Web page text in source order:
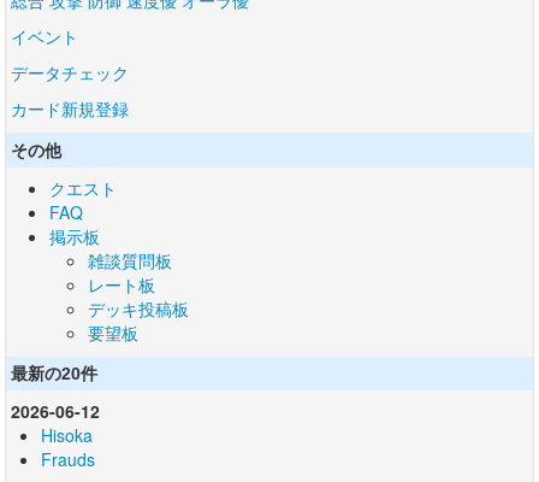
イベント
データチェック
カード新規登録
その他
クエスト
FAQ
掲示板
雑談質問板
レート板
デッキ投稿板
要望板
最新の20件
2026-06-12
Hisoka
Frauds